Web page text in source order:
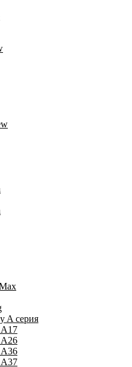
A серия
A17
A26
A36
A37